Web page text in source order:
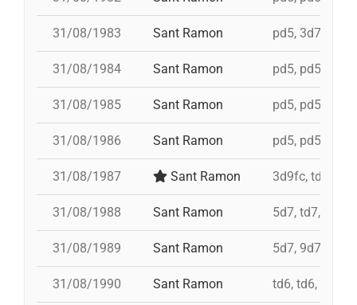
31/08/1983 Sant Ramon pd5, 3d7c,
31/08/1984 Sant Ramon pd5, pd5, pd5,
31/08/1985 Sant Ramon pd5, pd5, pd5,
31/08/1986 Sant Ramon pd5, pd5, pd5,
31/08/1987 Sant Ramon 3d9fc, td7,
31/08/1988 Sant Ramon 5d7, td7, id
31/08/1989 Sant Ramon 5d7, 9d7, 4d8
31/08/1990 Sant Ramon td6, td6, id